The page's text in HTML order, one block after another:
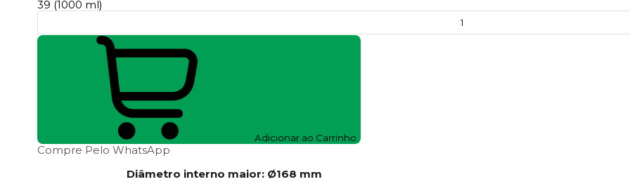
39 (1000 ml)
Adicionar ao Carrinho
Compre Pelo WhatsApp
Diâmetro interno maior: Ø168 mm